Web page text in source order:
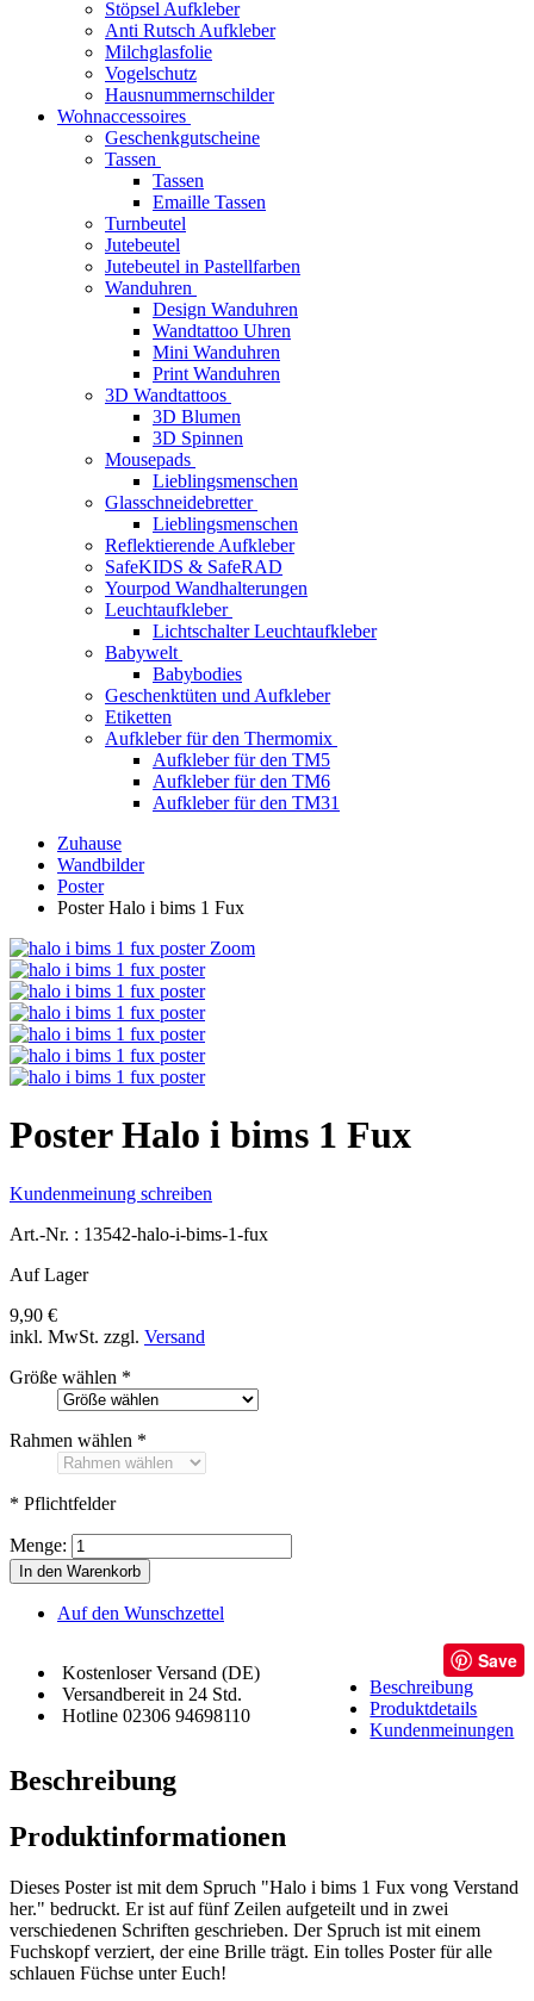
Stöpsel Aufkleber
Anti Rutsch Aufkleber
Milchglasfolie
Vogelschutz
Hausnummernschilder
Wohnaccessoires
Geschenkgutscheine
Tassen
Tassen
Emaille Tassen
Turnbeutel
Jutebeutel
Jutebeutel in Pastellfarben
Wanduhren
Design Wanduhren
Wandtattoo Uhren
Mini Wanduhren
Print Wanduhren
3D Wandtattoos
3D Blumen
3D Spinnen
Mousepads
Lieblingsmenschen
Glasschneidebretter
Lieblingsmenschen
Reflektierende Aufkleber
SafeKIDS & SafeRAD
Yourpod Wandhalterungen
Leuchtaufkleber
Lichtschalter Leuchtaufkleber
Babywelt
Babybodies
Geschenktüten und Aufkleber
Etiketten
Aufkleber für den Thermomix
Aufkleber für den TM5
Aufkleber für den TM6
Aufkleber für den TM31
Zuhause
Wandbilder
Poster
Poster Halo i bims 1 Fux
Zoom
Poster Halo i bims 1 Fux
Kundenmeinung schreiben
Art.-Nr. : 13542-halo-i-bims-1-fux
Auf Lager
9,90 €
inkl. MwSt. zzgl. Versand
Größe wählen *
Rahmen wählen *
* Pflichtfelder
Menge:
In den Warenkorb
Auf den Wunschzettel
Kostenloser Versand (DE)
Versandbereit in 24 Std.
Hotline 02306 94698110
Save
Beschreibung
Produktdetails
Kundenmeinungen
Beschreibung
Produktinformationen
Dieses Poster ist mit dem Spruch "Halo i bims 1 Fux vong Verstand
her." bedruckt. Er ist auf fünf Zeilen aufgeteilt und in zwei
verschiedenen Schriften geschrieben. Der Spruch ist mit einem
Fuchskopf verziert, der eine Brille trägt. Ein tolles Poster für alle
schlauen Füchse unter Euch!